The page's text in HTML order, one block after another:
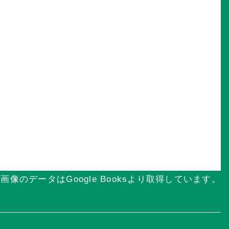
像のデータはGoogle Booksより取得しています。